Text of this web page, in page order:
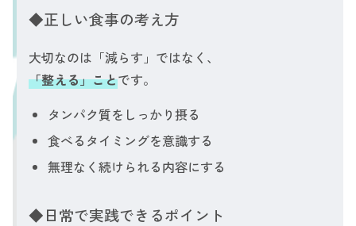
◆正しい食事の考え方
大切なのは「減らす」ではなく、
「整える」ことです。
タンパク質をしっかり摂る
食べるタイミングを意識する
無理なく続けられる内容にする
◆日常で実践できるポイント